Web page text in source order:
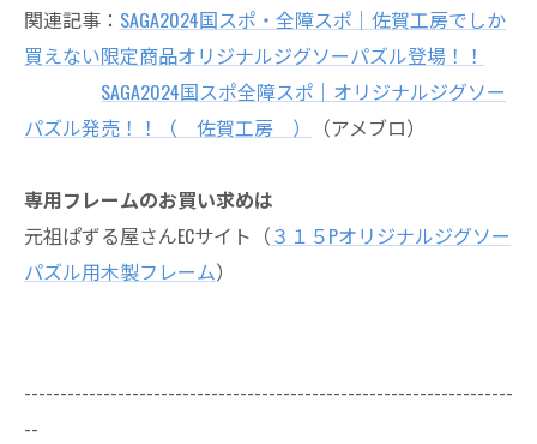
関連記事： SAGA2024国スポ・全障スポ｜佐賀工房でしか
買えない限定商品オリジナルジグソーパズル登場！！
SAGA2024国スポ全障スポ｜オリジナルジグソー
パズル発売！！（ 佐賀工房 ）
（アメブロ）
専用フレームのお買い求めは
元祖ぱずる屋さんECサイト（３１５Pオリジナルジグソー
パズル用木製フレーム）
--------------------------------------------------------------------
--